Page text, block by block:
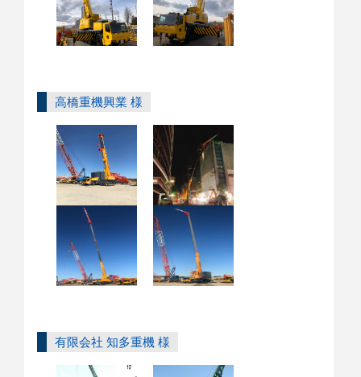
高橋重機興業 様
有限会社 知多重機 様